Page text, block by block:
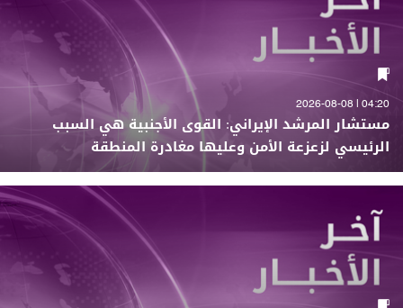
04:20 | 2026-08-08
مستشار المرشد الإيراني: القوى الأجنبية هي السبب
الرئيسي لزعزعة الأمن وعليها مغادرة المنطقة